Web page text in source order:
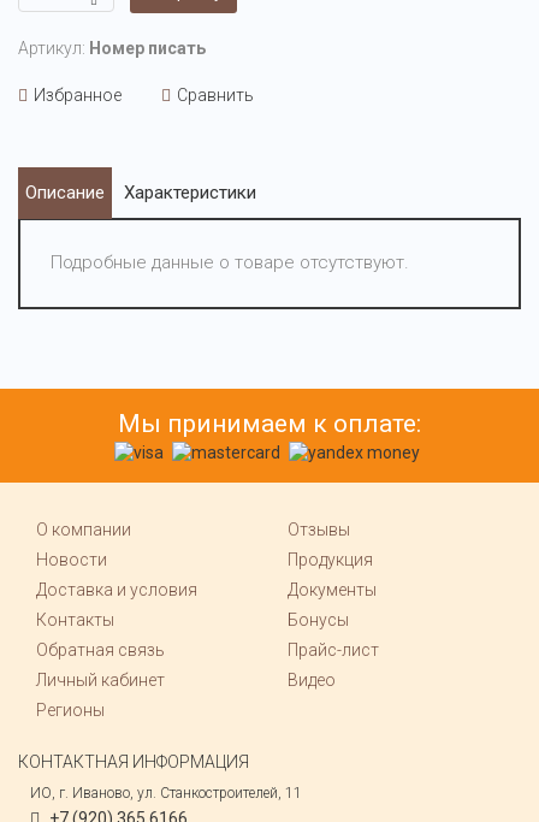
Артикул: Номер писать
Избранное Сравнить
Описание Характеристики
Подробные данные о товаре отсутствуют.
Мы принимаем к оплате:
О компании
Отзывы
Новости
Продукция
Доставка и условия
Документы
Контакты
Бонусы
Обратная связь
Прайс-лист
Личный кабинет
Видео
Регионы
КОНТАКТНАЯ ИНФОРМАЦИЯ
ИО, г. Иваново, ул. Станкостроителей, 11